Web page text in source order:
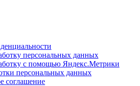
персональных данных
с помощью Яндекс.Метрики
персональных данных
соглашение